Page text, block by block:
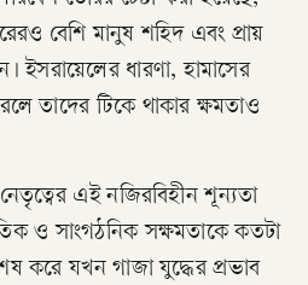
বেশি মানুষ শহিদ এবং প্রায়
ইসরায়েলের ধারণা, হামাসের
তাদের টিকে থাকার ক্ষমতাও
এই নজিরবিহীন শূন্যতা
ও সাংগঠনিক সক্ষমতাকে কতটা
করে যখন গাজা যুদ্ধের প্রভাব